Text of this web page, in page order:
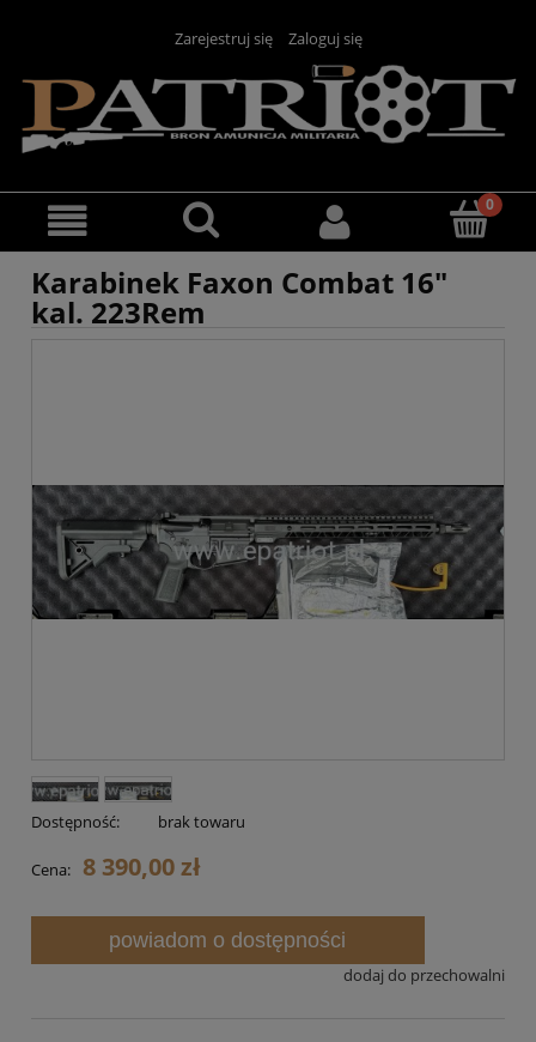
Zarejestruj się Zaloguj się
Karabinek Faxon Combat 16"
kal. 223Rem
Dostępność: brak towaru
Cena: 8 390,00 zł
powiadom o dostępności
dodaj do przechowalni